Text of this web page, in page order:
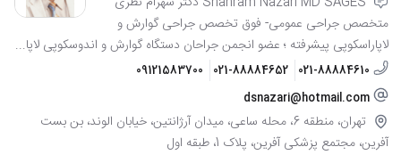
متخصص جراحی عمومی- فوق تخصص جراحی گوارش و
لاپاراسکوپی پیشرفته ؛ عضو انجمن جراحان دستگاه گوارش و اندوسکوپی لاپا...
021-88884610
021-88884652
09121583700
dsnazari@hotmail.com
تهران، منطقه 6، محله ساعی، میدان آرژانتین، خیابان الوند، بن بست
آفرین، مجتمع پزشکی آفرین، پلاک 1، طبقه اول